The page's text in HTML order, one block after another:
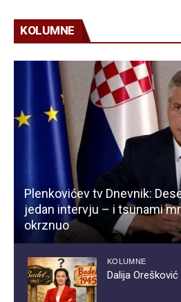
KOLUMNE
Plenkovićev tv Dnevnik:
jedan intervju – i tsunami
okrznuo
KOLUMNE
Dalija